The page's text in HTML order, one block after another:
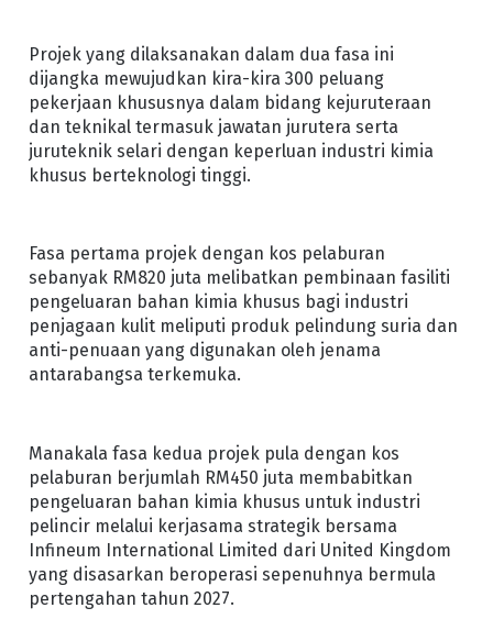
Projek yang dilaksanakan dalam dua fasa ini
dijangka mewujudkan kira-kira 300 peluang
pekerjaan khususnya dalam bidang kejuruteraan
dan teknikal termasuk jawatan jurutera serta
juruteknik selari dengan keperluan industri kimia
khusus berteknologi tinggi.
Fasa pertama projek dengan kos pelaburan
sebanyak RM820 juta melibatkan pembinaan fasiliti
pengeluaran bahan kimia khusus bagi industri
penjagaan kulit meliputi produk pelindung suria dan
anti-penuaan yang digunakan oleh jenama
antarabangsa terkemuka.
Manakala fasa kedua projek pula dengan kos
pelaburan berjumlah RM450 juta membabitkan
pengeluaran bahan kimia khusus untuk industri
pelincir melalui kerjasama strategik bersama
Infineum International Limited dari United Kingdom
yang disasarkan beroperasi sepenuhnya bermula
pertengahan tahun 2027.